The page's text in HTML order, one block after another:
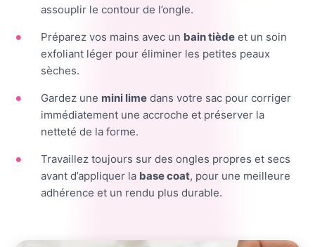
assouplir le contour de l’ongle.
Préparez vos mains avec un bain tièdeet un soin
exfoliant léger pour éliminer les petites peaux
sèches.
Gardez une mini limedans votre sac pour corriger
immédiatement une accroche et préserver la
netteté de la forme.
Travaillez toujours sur des ongles propres et secs
avant d’appliquer la base coat, pour une meilleure
adhérence et un rendu plus durable.